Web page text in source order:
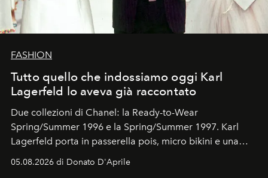
FASHION
Tutto quello che indossiamo oggi Karl
Lagerfeld lo aveva già raccontato
Due collezioni di Chanel: la Ready-to-Wear
Spring/Summer 1996 e la Spring/Summer 1997. Karl
Lagerfeld porta in passerella pois, micro bikini e una
logomania pensata per la spiaggia
Kate, Claudia e Carla una dietro l'altra. Trent'anni dopo,
05.08.2026 di Donato D'Aprile